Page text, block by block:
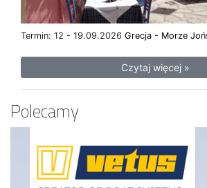
Termin: 12 - 19.09.2026 Grecja - Morze
Czytaj więcej »
Polecamy